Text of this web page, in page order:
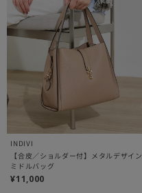
INDIVI
【合皮／ショルダー付】メタルデザイン
ミドルバッグ
¥11,000